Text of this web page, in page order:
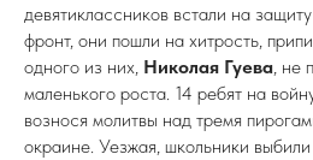
девятиклассников встали на
фронт, они пошли на хитрость,
одного из них, Николая Гуева, не
маленького роста. 14 ребят на
вознося молитвы над тремя
окраине. Уезжая, школьники